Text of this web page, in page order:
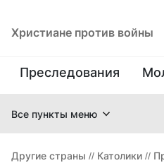
Христиане против войны
Преследования
Все пункты меню
Другие страны // Католики //